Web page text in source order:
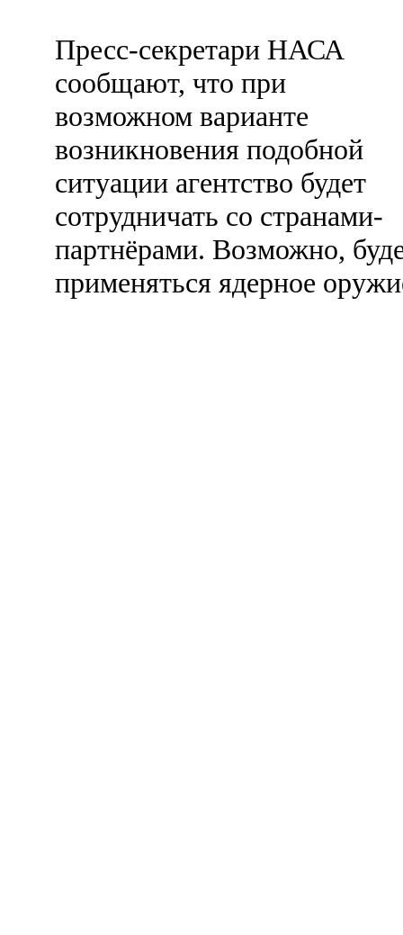
Пресс-секретари НАСА
сообщают, что при
возможном варианте
возникновения подобной
ситуации агентство будет
сотрудничать со странами-
партнёрами. Возможно,
применяться ядерное